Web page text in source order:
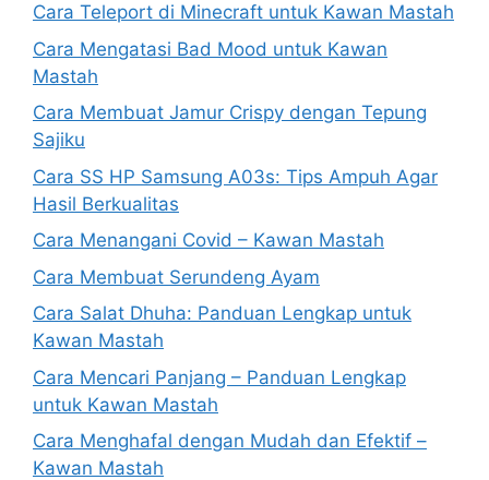
Cara Teleport di Minecraft untuk Kawan Mastah
Cara Mengatasi Bad Mood untuk Kawan
Mastah
Cara Membuat Jamur Crispy dengan Tepung
Sajiku
Cara SS HP Samsung A03s: Tips Ampuh Agar
Hasil Berkualitas
Cara Menangani Covid – Kawan Mastah
Cara Membuat Serundeng Ayam
Cara Salat Dhuha: Panduan Lengkap untuk
Kawan Mastah
Cara Mencari Panjang – Panduan Lengkap
untuk Kawan Mastah
Cara Menghafal dengan Mudah dan Efektif –
Kawan Mastah